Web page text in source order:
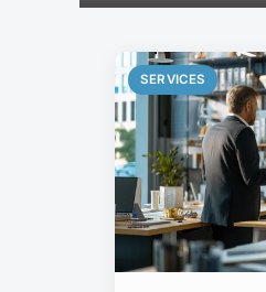
SERVICES